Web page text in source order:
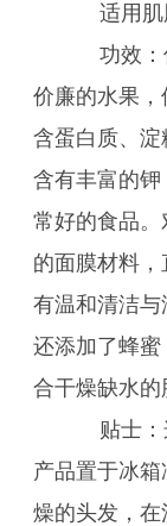
适用肌
功效：保
价廉的水果
含蛋白质、
含有丰富的
常好的食品
的面膜材料
有温和清洁
还添加了蜂
合干燥缺水的
贴士：这
产品置于冰
燥的头发，